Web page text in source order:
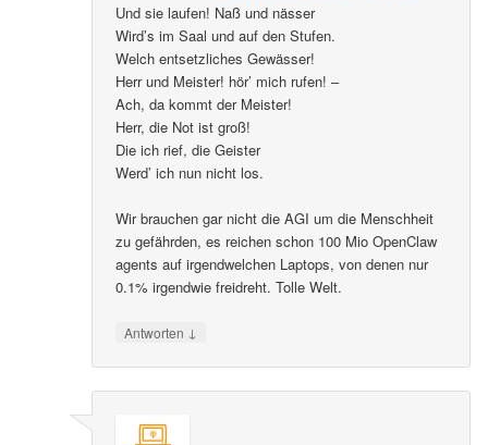
Und sie laufen! Naß und nässer
Wird’s im Saal und auf den Stufen.
Welch entsetzliches Gewässer!
Herr und Meister! hör’ mich rufen! –
Ach, da kommt der Meister!
Herr, die Not ist groß!
Die ich rief, die Geister
Werd’ ich nun nicht los.
Wir brauchen gar nicht die AGI um die Menschheit
zu gefährden, es reichen schon 100 Mio OpenClaw
agents auf irgendwelchen Laptops, von denen nur
0.1% irgendwie freidreht. Tolle Welt.
Antworten ↓